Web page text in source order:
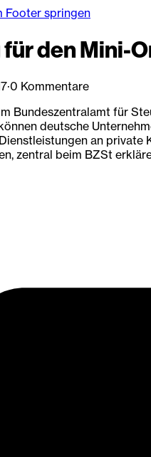
Footer springen
den Mini-
·0 Kommentare
Bundeszentralamt für
deutsche
an private
zentral beim BZSt